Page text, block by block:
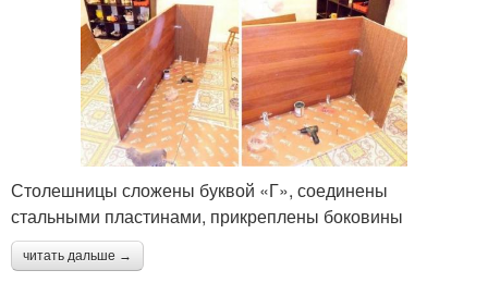
Столешницы сложены буквой «Г», соединены
стальными пластинами, прикреплены боковины
читать дальше →